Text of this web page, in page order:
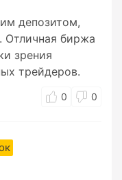
депозитом,
Отличная биржа
зрения
трейдеров.
0 0